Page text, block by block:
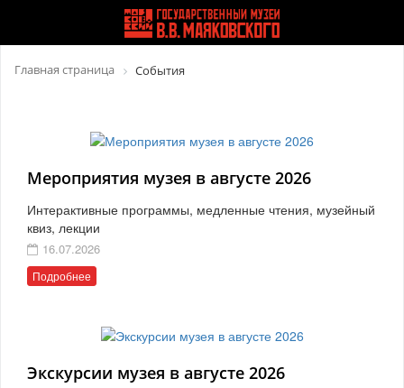
Главная страница События
Мероприятия музея в августе 2026
Интерактивные программы, медленные чтения, музейный
квиз, лекции
16.07.2026
Подробнее
Экскурсии музея в августе 2026